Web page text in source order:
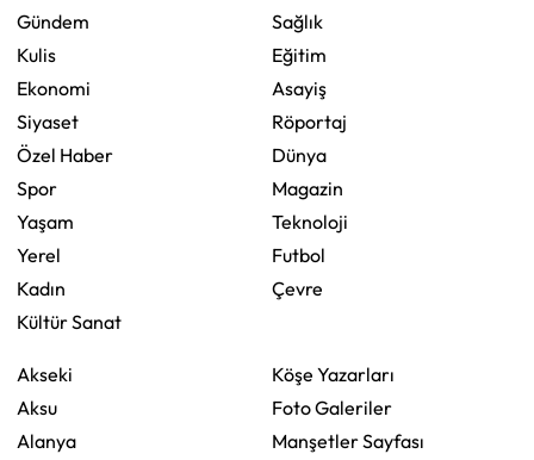
Gündem
Kulis
Ekonomi
Siyaset
Özel Haber
Spor
Yaşam
Yerel
Kadın
Kültür Sanat
Sağlık
Eğitim
Asayiş
Röportaj
Dünya
Magazin
Teknoloji
Futbol
Çevre
Akseki
Aksu
Alanya
Köşe Yazarları
Foto Galeriler
Manşetler Sayfası